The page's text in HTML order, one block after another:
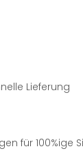
Lieferung
für 100%ige